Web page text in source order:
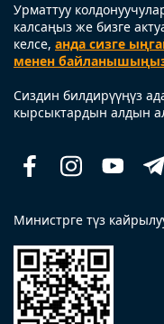
Урматтуу
калсаңыз же бизге
келсе, анда сизге
менен
Сиздин билдирүүңүз
кырсыктардын алдын
FacebookInstagramYoutube
Министрге түз